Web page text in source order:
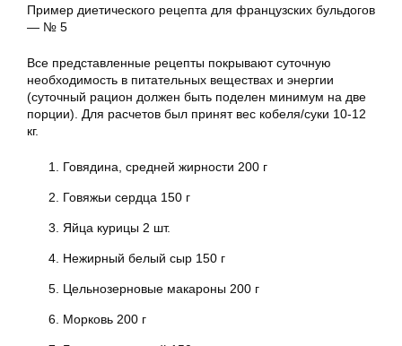
Пример диетического рецепта для французских бульдогов
— № 5
Все представленные рецепты покрывают суточную
необходимость в питательных веществах и энергии
(суточный рацион должен быть поделен минимум на две
порции). Для расчетов был принят вес кобеля/суки 10-12
кг.
Говядина, средней жирности 200 г
Говяжьи сердца 150 г
Яйца курицы 2 шт.
Нежирный белый сыр 150 г
Цельнозерновые макароны 200 г
Морковь 200 г